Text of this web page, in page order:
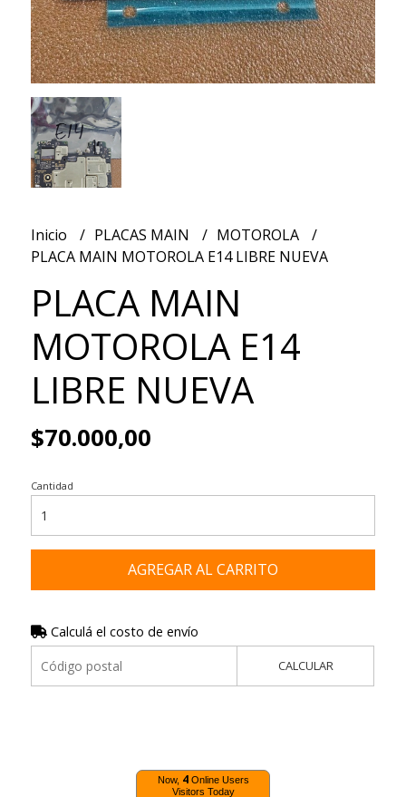
Inicio PLACAS MAIN
MOTOROLA
PLACA MAIN MOTOROLA E14 LIBRE NUEVA
PLACA MAIN
MOTOROLA E14
LIBRE NUEVA
$70.000,00
Cantidad
AGREGAR AL CARRITO
Calculá el costo de envío
CALCULAR
Now, 4Online Users
Visitors Today